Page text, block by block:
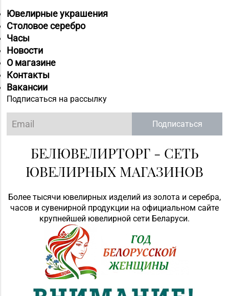
Ювелирные украшения
Столовое серебро
Часы
Новости
О магазине
Контакты
Вакансии
Подписаться на рассылку
Подписаться
БЕЛЮВЕЛИРТОРГ - СЕТЬ
ЮВЕЛИРНЫХ МАГАЗИНОВ
Более тысячи ювелирных изделий из золота и серебра,
часов и сувенирной продукции на официальном сайте
крупнейшей ювелирной сети Беларуси.